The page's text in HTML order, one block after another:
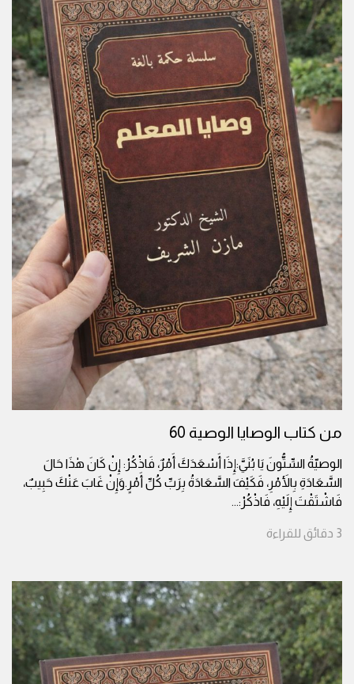
من كتاب الوصايا الوصية 60
الوصيّةُ السِّتُّونَ يَا بُنَيَّ:إِذَا أَسْعَدَكَ أَمْرٌ، فَاذْكُرْ: إِنْ كَانَ هٰذَا حَالَ
السَّعَادَةِ بِالأَمْرِ، فَكَيْفَ السَّعَادَةُ بِرَبِّ كُلِّ أَمْرٍ.وَإِنْ غَابَ عَنْكَ حَبِيبٌ،
فَاشْتَقْتَ إِلَيْهِ، فَاذْكُرْ:...
3 دقائق للقراءة